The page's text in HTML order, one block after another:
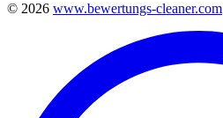
© 2026 www.bewertungs-cleaner.com